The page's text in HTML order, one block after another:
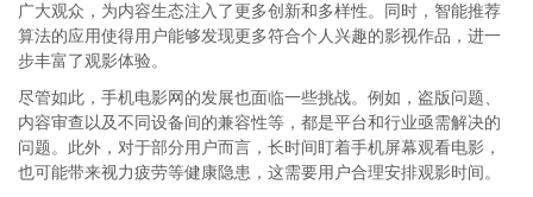
广大观众，为内容生态注入了更多创新和多样性。同时，智能推荐
算法的应用使得用户能够发现更多符合个人兴趣的影视作品，进一
步丰富了观影体验。
尽管如此，手机电影网的发展也面临一些挑战。例如，盗版问题、
内容审查以及不同设备间的兼容性等，都是平台和行业亟需解决的
问题。此外，对于部分用户而言，长时间盯着手机屏幕观看电影，
也可能带来视力疲劳等健康隐患，这需要用户合理安排观影时间。